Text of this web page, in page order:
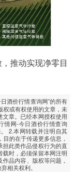
推动实现净零目
酒价行情查询网”的所有
权或有权使用的文章，未
章。已经本网授权使用
情网-今日酒价行情查询
2.本网转载并注明自其
的在于传递更多信息，
此类作品侵权行为的直
时，必须保留本网注明
品内容、版权等问题，
相关权利。